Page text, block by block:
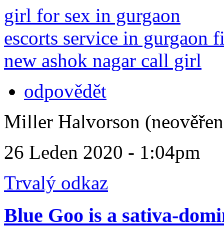
girl for sex in gurgaon
escorts service in gurgaon
new ashok nagar call girl
odpovědět
Miller Halvorson
26 Leden 2020 - 1:04pm
Trvalý odkaz
Blue Goo is a sativa-